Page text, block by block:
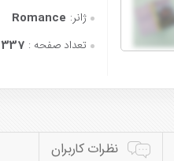
ژانر: Romance
تعداد صفحه : 337 صفحه(متن کامل بدون حذفیات)
نظرات کاربران